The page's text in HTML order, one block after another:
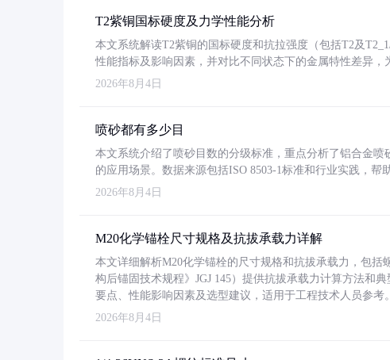
T2紫铜国标硬度及力学性能分析
本文系统解读T2紫铜的国标硬度和抗拉强度（包括T2及
性能指标及影响因素，并对比不同状态下的金属特性差异，
2026年8月4日
喷砂都有多少目
本文系统介绍了喷砂目数的分级标准，重点分析了铝合金喷
的应用场景。数据来源包括ISO 8503-1标准和行业实践，帮
2026年8月4日
M20化学锚栓尺寸规格及抗拔承载力详解
本文详细解析M20化学锚栓的尺寸规格和抗拔承载力，包
构后锚固技术规程》JGJ 145）提供抗拔承载力计算方法和
要点、性能影响因素及选型建议，适用于工程技术人员参考。
2026年8月4日